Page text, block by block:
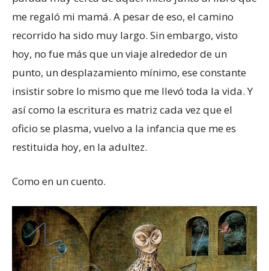
me regaló mi mamá. A pesar de eso, el camino
recorrido ha sido muy largo. Sin embargo, visto
hoy, no fue más que un viaje alrededor de un
punto, un desplazamiento mínimo, ese constante
insistir sobre lo mismo que me llevó toda la vida. Y
así como la escritura es matriz cada vez que el
oficio se plasma, vuelvo a la infancia que me es
restituida hoy, en la adultez.
Como en un cuento.